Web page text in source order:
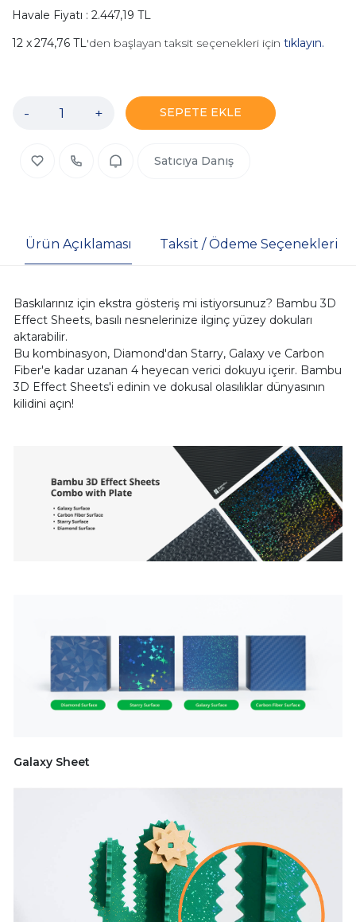
Havale Fiyatı : 2.447,19 TL
274,76 TL'den başlayan taksit seçenekleri için tıklayın.
- + SEPETE EKLE
Satıcıya Danış
Ürün Açıklaması Taksit / Ödeme Seçenekleri
Baskılarınız için ekstra gösteriş mi istiyorsunuz? Bambu 3D
Effect Sheets, basılı nesnelerinize ilginç yüzey dokuları
aktarabilir.
Bu kombinasyon, Diamond'dan Starry, Galaxy ve Carbon
Fiber'e kadar uzanan 4 heyecan verici dokuyu içerir. Bambu
3D Effect Sheets'i edinin ve dokusal olasılıklar dünyasının
kilidini açın!
Galaxy Sheet